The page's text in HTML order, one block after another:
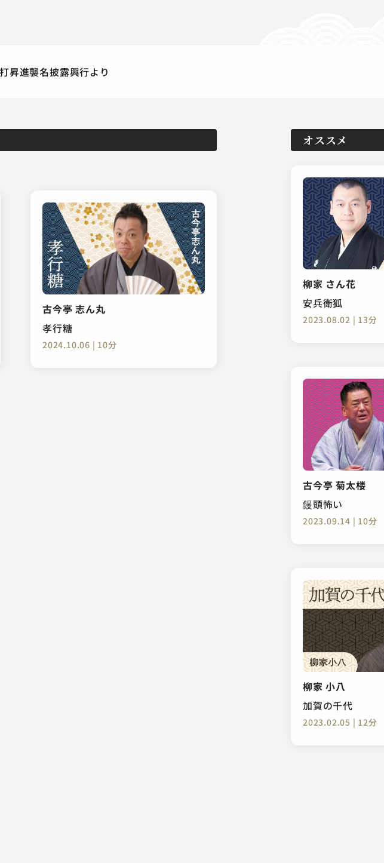
昇進襲名披露興行より
古今亭 志ん丸
孝行糖
2024.10.06 | 10分
オススメ
柳家 さん花
安兵衛狐
2023.08.02 | 13分
古今亭 菊太楼
饅頭怖い
2023.09.14 | 10分
柳家 小八
加賀の千代
2023.02.05 | 12分